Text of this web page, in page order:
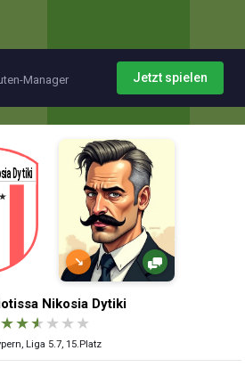
Manager Jetzt spielen
↘
Nikosia Dytiki
★★★ ★ ★ ★
Liga 5.7, 15.Platz